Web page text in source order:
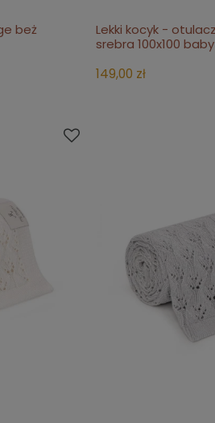
beż
Lekki kocyk -
srebra 100x100
149,00 zł